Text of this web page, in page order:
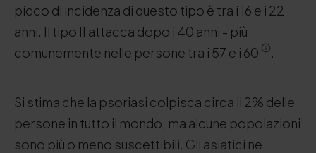
picco di incidenza di questo tipo è tra i 16 e i 22
anni. Il tipo II attacca dopo i 40 anni - più
comunemente nelle persone tra i 57 e i 60
.
Si stima che la psoriasi colpisca circa il 2% delle
persone in tutto il mondo, ma alcune popolazioni
sono più o meno suscettibili. Gli asiatici ne